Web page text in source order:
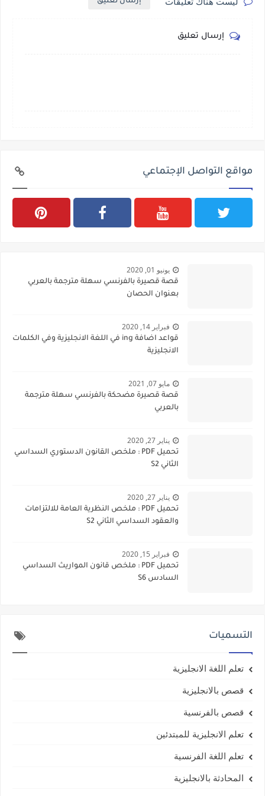
إرسال تعليق
مواقع التواصل الإجتماعي
يونيو 01, 2020
قصة قصيرة بالفرنسي سهلة مترجمة بالعربي
بعنوان الحصان
فبراير 14, 2020
قواعد اضافة ing في اللغة الانجليزية وفي الكلمات
الانجليزية
مايو 07, 2021
قصة قصيرة مضحكة بالفرنسي سهلة مترجمة
بالعربي
يناير 27, 2020
تحميل PDF : ملخص القانون الدستوري السداسي
الثاني S2
يناير 27, 2020
تحميل PDF : ملخص النظرية العامة للالتزامات
والعقود السداسي الثاني S2
فبراير 15, 2020
تحميل PDF : ملخص قانون المواريث السداسي
السادس S6
التسميات
تعلم اللغة الانجليزية
قصص بالانجليزية
قصص بالفرنسية
تعلم الانجليزية للمبتدئين
تعلم اللغة الفرنسية
المحادثة بالانجليزية